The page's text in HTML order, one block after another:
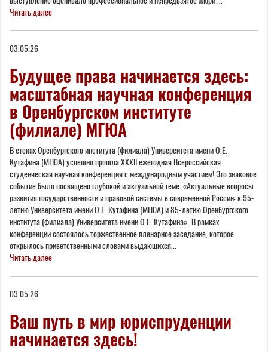
Читать далее
03.05.26
Будущее права начинается здесь:
масштабная научная конференция
в Оренбургском институте
(филиале) МГЮА
В стенах Оренбургского института (филиала) Университета имени О.Е.
Кутафина (МГЮА) успешно прошла XXXII ежегодная Всероссийская
студенческая научная конференция с международным участием! Это знаковое
событие было посвящено глубокой и актуальной теме: «Актуальные вопросы
развития государственности и правовой системы в современной России: к 95-
летию Университета имени О.Е. Кутафина (МГЮА) и 85-летию Оренбургского
института (филиала) Университета имени О.Е. Кутафина». В рамках
конференции состоялось торжественное пленарное заседание, которое
открылось приветственными словами выдающихся...
Читать далее
03.05.26
Ваш путь в мир юриспруденции
начинается здесь!